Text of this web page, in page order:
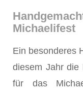
Michaelifest
Ein besonderes
diesem Jahr die
für das